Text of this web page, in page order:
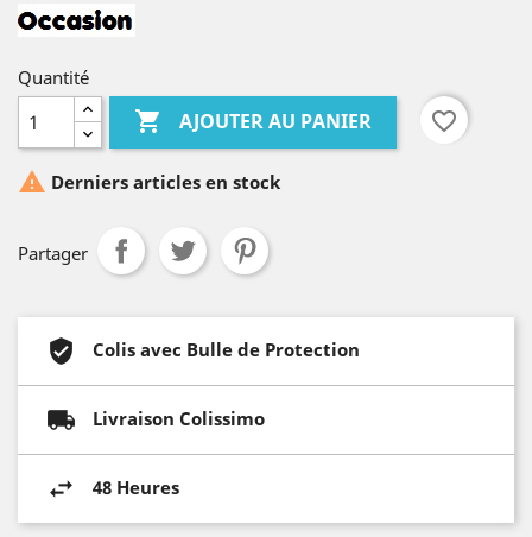
Quantité
 AJOUTER AU PANIER favorite_border
 Derniers articles en stock
Partager
Colis avec Bulle de Protection
Livraison Colissimo
48 Heures